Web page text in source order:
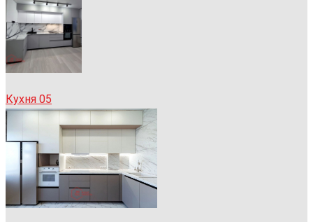
Кухня 05